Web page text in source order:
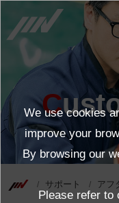
サポート アフ
We use cookies
improve your
By browsing our
Please refer to